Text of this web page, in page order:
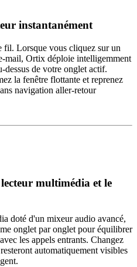
instantanément
fil. Lorsque vous cliquez sur un
mail, Ortix déploie intelligemment
de votre onglet actif.
la fenêtre flottante et reprenez
navigation aller-retour
multimédia et le
doté d'un mixeur audio avancé,
onglet par onglet pour équilibrer
les appels entrants. Changez
automatiquement visibles